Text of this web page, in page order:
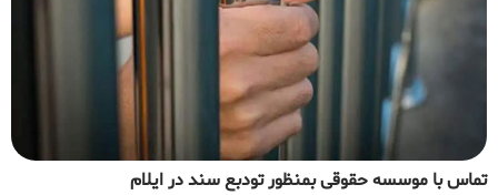
تماس با موسسه حقوقی بمنظور تودبع سند در ایلام